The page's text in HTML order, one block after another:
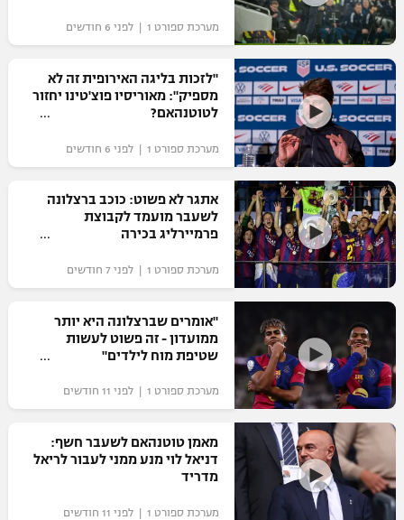
מערכת ספורט 1 | לפני 6 חודשים
"לזכות בליגה האירופית זה לא
מספיק": מאוריסיו פוצ'טינו יחזור
לטוטנהאם?
מערכת ספורט 1 | לפני 6 חודשים
אתגר לא פשוט: כוכב ברצלונה
לשעבר מועמד לקבוצת
פרמיירליג בכירה
מערכת ספורט 1 | לפני 7 חודשים
"אומרים שברצלונה היא יותר
ממועדון - זה פשוט לעשות
שטיפת מוח לילדים"
מערכת ספורט 1 | לפני 11 חודשים
מאמן טוטנהאם לשעבר חשף:
דניאל לוי מנע ממני לעבור לריאל
מדריד
מערכת ספורט 1 | לפני 11 חודשים